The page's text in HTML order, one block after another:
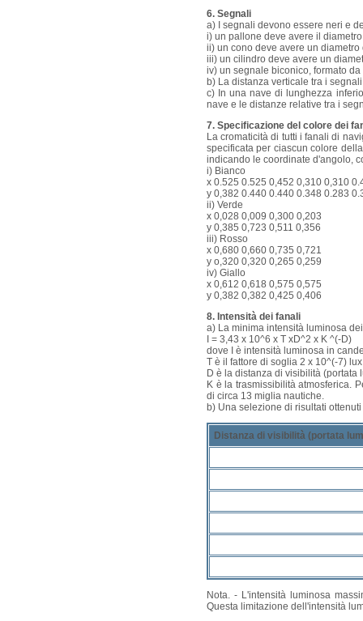
6. Segnali
a) I segnali devono essere neri e
i) un pallone deve avere il
ii) un cono deve avere un
iii) un cilindro deve avere un
iv) un segnale biconico, formato
b) La distanza verticale tra i
c) In una nave di lunghezza
nave e le distanze relative tra i
7. Specificazione del colore dei
La cromaticità di tutti i fanali di
specificata per ciascun colore
indicando le coordinate d'angolo,
i) Bianco
x 0.525 0.525 0,452 0,310 0,310
y 0,382 0.440 0.440 0.348 0.283
ii) Verde
x 0,028 0,009 0,300 0,203
y 0,385 0,723 0,511 0,356
iii) Rosso
x 0,680 0,660 0,735 0,721
y o,320 0,320 0,265 0,259
iv) Giallo
x 0,612 0,618 0,575 0,575
y 0,382 0,382 0,425 0,406
8. Intensità dei fanali
a) La minima intensità luminosa
I = 3,43 x 10^6 x T xD^2 x K ^(-D)
dove I è intensità luminosa in
T è il fattore di soglia 2 x 10^(-7)
D è la distanza di visibilità
K è la trasmissibilità atmosferica.
di circa 13 miglia nautiche.
b) Una selezione di risultati
Distanza di visibilità (portata
Nota. - L'intensità luminosa
Questa limitazione dell'intensità